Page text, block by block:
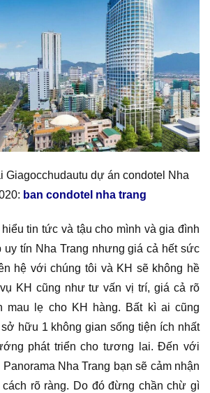
Giagocchudautu dự án condotel Nha
ban condotel nha trang
tin tức và tậu cho mình và gia đình
uy tín Nha Trang nhưng giá cả hết sức
hệ với chúng tôi và KH sẽ không hề
KH cũng như tư vấn vị trí, giá cả rõ
mau lẹ cho KH hàng. Bất kì ai cũng
hữu 1 không gian sống tiện ích nhất
phát triển cho tương lai. Đến với
Nha Trang bạn sẽ cảm nhận
rõ ràng. Do đó đừng chần chừ gì